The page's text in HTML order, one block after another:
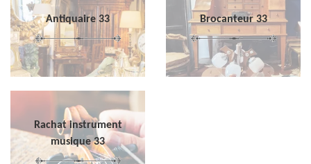
Antiquaire 33 Brocanteur 33
Rachat instrument
musique 33